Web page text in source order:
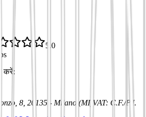
5.0
करें:
8, 20135 - Milano (MI) VAT: C.F./P.I.